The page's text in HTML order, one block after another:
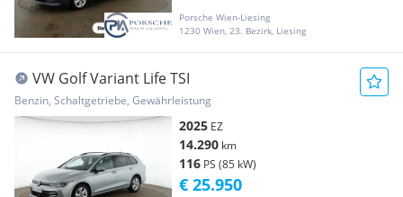
Porsche Wien-Liesing
1230 Wien, 23. Bezirk, Liesing
VW Golf Variant Life TSI
Benzin, Schaltgetriebe, Gewährleistung
2025 EZ
14.290 km
116 PS (85 kW)
€ 25.950